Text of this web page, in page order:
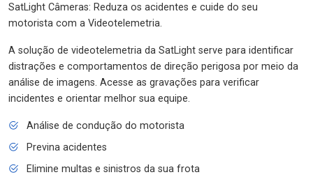
SatLight Câmeras: Reduza os acidentes e cuide do seu
motorista com a Videotelemetria.
A solução de videotelemetria da SatLight serve para identificar
distrações e comportamentos de direção perigosa por meio da
análise de imagens. Acesse as gravações para verificar
incidentes e orientar melhor sua equipe.
Análise de condução do motorista
Previna acidentes
Elimine multas e sinistros da sua frota